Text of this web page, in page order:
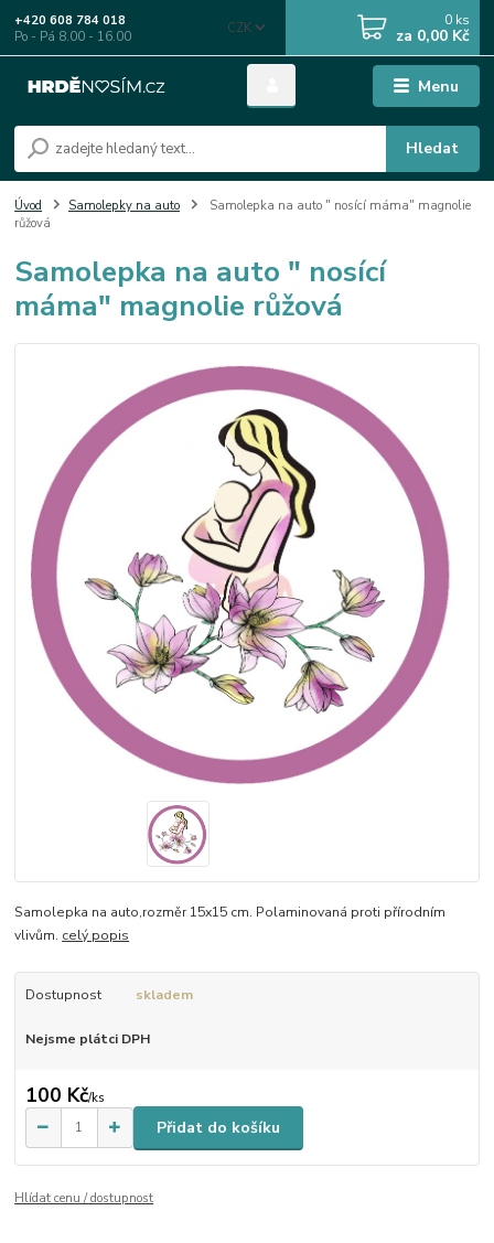
Menu
CZK
Hledat
+420 608 784 018
Po - Pá 8.00 - 16.00
0 ks
za 0,00 Kč
Úvod Samolepky na auto
Samolepka na auto " nosící máma" magnolie
růžová
Samolepka na auto " nosící
máma" magnolie růžová
Samolepka na auto,rozměr 15x15 cm. Polaminovaná proti přírodním
vlivům. celý popis
Dostupnost skladem
Nejsme plátci DPH
100 Kč/ks
Přidat do košíku
Hlídat cenu / dostupnost